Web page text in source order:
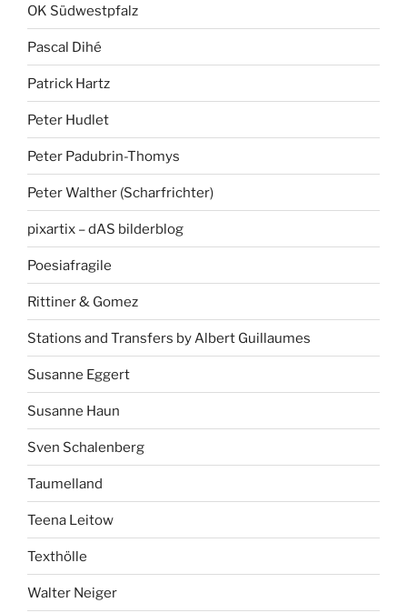
OK Südwestpfalz
Pascal Dihé
Patrick Hartz
Peter Hudlet
Peter Padubrin-Thomys
Peter Walther (Scharfrichter)
pixartix – dAS bilderblog
Poesiafragile
Rittiner & Gomez
Stations and Transfers by Albert Guillaumes
Susanne Eggert
Susanne Haun
Sven Schalenberg
Taumelland
Teena Leitow
Texthölle
Walter Neiger